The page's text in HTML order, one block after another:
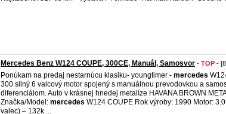
Mercedes Benz W124 COUPE, 300CE, Manuál, Samosvor - TOP -
Ponúkam na predaj nestarnúcu klasiku- youngtimer - mercedes
300 silný 6 valcový motor spojený s manuálnou prevodovkou a
diferenciálom. Auto v krásnej hnedej metalíze HAVANA BROWN
Značka/Model: mercedes W124 COUPE Rok výroby: 1990 Motor:
valec) – 132k ...